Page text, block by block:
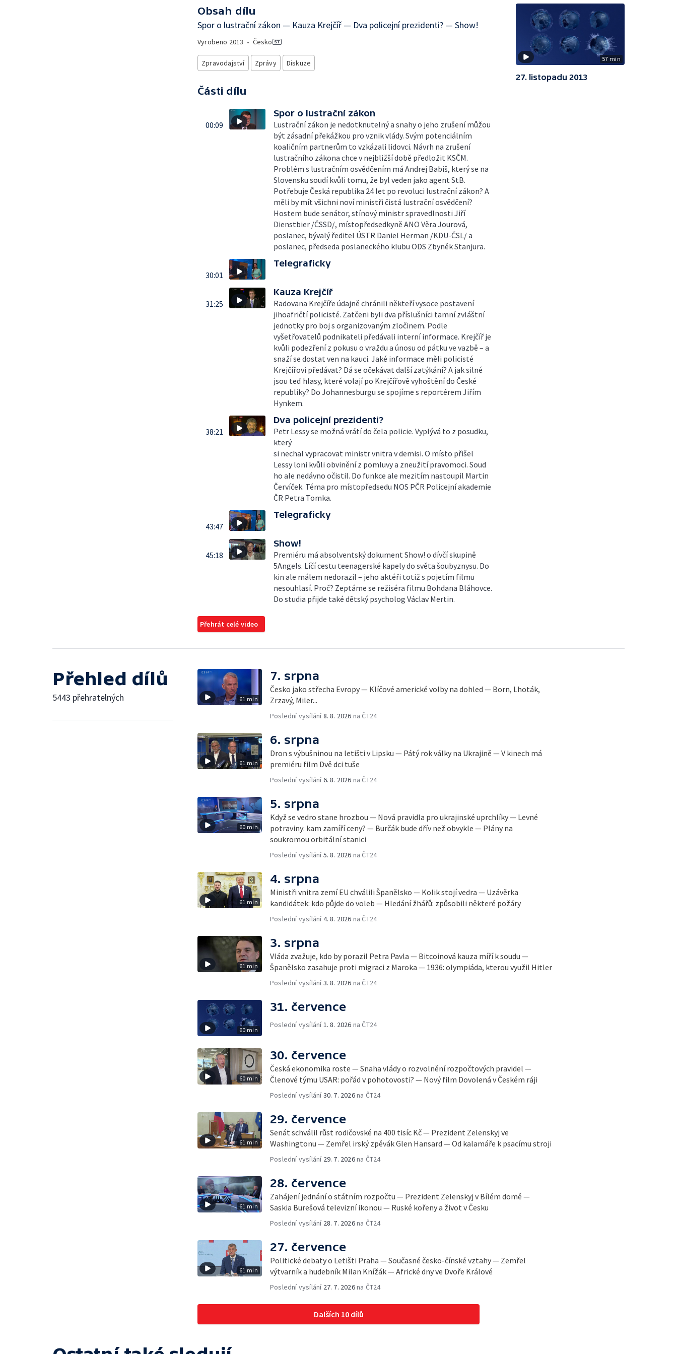
Obsah dílu
Spor o lustrační zákon — Kauza Krejčíř — Dva policejní prezidenti? — Show!
Vyrobeno 2013 • Česko
Zpravodajství Zprávy Diskuze
Části dílu
00:09
Spor o lustrační zákon
Lustrační zákon je nedotknutelný a snahy o jeho zrušení můžou
být zásadní překážkou pro vznik vlády. Svým potenciálním
koaličním partnerům to vzkázali lidovci. Návrh na zrušení
lustračního zákona chce v nejbližší době předložit KSČM.
Problém s lustračním osvědčením má Andrej Babiš, který se na
Slovensku soudí kvůli tomu, že byl veden jako agent StB.
Potřebuje Česká republika 24 let po revoluci lustrační zákon? A
měli by mít všichni noví ministři čistá lustrační osvědčení?
Hostem bude senátor, stínový ministr spravedlnosti Jiří
Dienstbier /ČSSD/, místopředsedkyně ANO Věra Jourová,
poslanec, bývalý ředitel ÚSTR Daniel Herman /KDU-ČSL/ a
poslanec, předseda poslaneckého klubu ODS Zbyněk Stanjura.
30:01
Telegraficky
31:25
Kauza Krejčíř
Radovana Krejčíře údajně chránili někteří vysoce postavení
jihoafričtí policisté. Zatčeni byli dva příslušníci tamní zvláštní
jednotky pro boj s organizovaným zločinem. Podle
vyšetřovatelů podnikateli předávali interní informace. Krejčíř je
kvůli podezření z pokusu o vraždu a únosu od pátku ve vazbě – a
snaží se dostat ven na kauci. Jaké informace měli policisté
Krejčířovi předávat? Dá se očekávat další zatýkání? A jak silné
jsou teď hlasy, které volají po Krejčířově vyhoštění do České
republiky? Do Johannesburgu se spojíme s reportérem Jiřím
Hynkem.
38:21
Dva policejní prezidenti?
Petr Lessy se možná vrátí do čela policie. Vyplývá to z posudku,
který
si nechal vypracovat ministr vnitra v demisi. O místo přišel
Lessy loni kvůli obvinění z pomluvy a zneužití pravomoci. Soud
ho ale nedávno očistil. Do funkce ale mezitím nastoupil Martin
Červíček. Téma pro místopředsedu NOS PČR Policejní akademie
ČR Petra Tomka.
43:47
Telegraficky
45:18
Show!
Premiéru má absolventský dokument Show! o dívčí skupině
5Angels. Líčí cestu teenagerské kapely do světa šoubyznysu. Do
kin ale málem nedorazil – jeho aktéři totiž s pojetím filmu
nesouhlasí. Proč? Zeptáme se režiséra filmu Bohdana Bláhovce.
Do studia přijde také dětský psycholog Václav Mertin.
Přehrát celé video
57 min
27. listopadu 2013
Přehled dílů
5443 přehratelných 61 min
7. srpna
Česko jako střecha Evropy — Klíčové americké volby na dohled — Born, Lhoták,
Zrzavý, Miler...
Poslední vysílání8. 8. 2026 na ČT24
61 min
6. srpna
Dron s výbušninou na letišti v Lipsku — Pátý rok války na Ukrajině — V kinech má
premiéru film Dvě dci tuše
Poslední vysílání6. 8. 2026 na ČT24
60 min
5. srpna
Když se vedro stane hrozbou — Nová pravidla pro ukrajinské uprchlíky — Levné
potraviny: kam zamíří ceny? — Burčák bude dřív než obvykle — Plány na
soukromou orbitální stanici
Poslední vysílání5. 8. 2026 na ČT24
61 min
4. srpna
Ministři vnitra zemí EU chválili Španělsko — Kolik stojí vedra — Uzávěrka
kandidátek: kdo půjde do voleb — Hledání žhářů: způsobili některé požáry
Poslední vysílání4. 8. 2026 na ČT24
61 min
3. srpna
Vláda zvažuje, kdo by porazil Petra Pavla — Bitcoinová kauza míří k soudu —
Španělsko zasahuje proti migraci z Maroka — 1936: olympiáda, kterou využil Hitler
Poslední vysílání3. 8. 2026 na ČT24
60 min
31. července
Poslední vysílání1. 8. 2026 na ČT24
60 min
30. července
Česká ekonomika roste — Snaha vlády o rozvolnění rozpočtových pravidel —
Členové týmu USAR: pořád v pohotovosti? — Nový film Dovolená v Českém ráji
Poslední vysílání30. 7. 2026na ČT24
61 min
29. července
Senát schválil růst rodičovské na 400 tisíc Kč — Prezident Zelenskyj ve
Washingtonu — Zemřel irský zpěvák Glen Hansard — Od kalamáře k psacímu stroji
Poslední vysílání 29. 7. 2026na ČT24
61 min
28. července
Zahájení jednání o státním rozpočtu — Prezident Zelenskyj v Bílém domě —
Saskia Burešová televizní ikonou — Ruské kořeny a život v Česku
Poslední vysílání 28. 7. 2026na ČT24
61 min
27. července
Politické debaty o Letišti Praha — Současné česko-čínské vztahy — Zemřel
výtvarník a hudebník Milan Knížák — Africké dny ve Dvoře Králové
Poslední vysílání 27. 7. 2026na ČT24
Dalších 10 dílů